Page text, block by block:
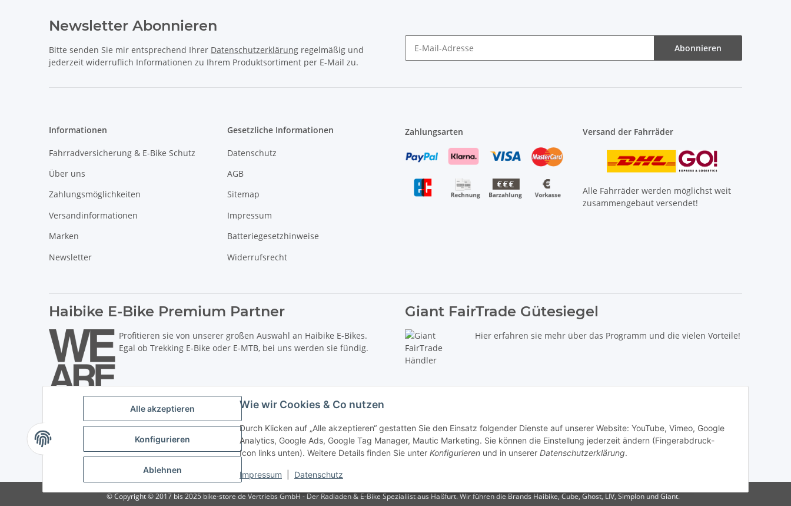
Alle akzeptieren
Konfigurieren
Ablehnen
Wie wir Cookies & Co nutzen
Durch Klicken auf „Alle akzeptieren“ gestatten Sie den Einsatz folgender Dienste auf unserer Website: YouTube, Vimeo, Google
Analytics, Google Ads, Google Tag Manager, Mautic Marketing. Sie können die Einstellung jederzeit ändern (Fingerabdruck-
Icon links unten). Weitere Details finden Sie unter Konfigurieren und in unserer Datenschutzerklärung.
Impressum Datenschutz
Newsletter Abonnieren
Bitte senden Sie mir entsprechend Ihrer Datenschutzerklärung regelmäßig und
jederzeit widerruflich Informationen zu Ihrem Produktsortiment per E-Mail zu.
Abonnieren
Informationen
Fahrradversicherung & E-Bike Schutz
Über uns
Zahlungsmöglichkeiten
Versandinformationen
Marken
Newsletter
Gesetzliche Informationen
Datenschutz
AGB
Sitemap
Impressum
Batteriegesetzhinweise
Widerrufsrecht
Zahlungsarten Versand der Fahrräder
Alle Fahrräder werden möglichst weit
zusammengebaut versendet!
Haibike E-Bike Premium Partner
Profitieren sie von unserer großen Auswahl an Haibike E-Bikes.
Egal ob Trekking E-Bike oder E-MTB, bei uns werden sie fündig.
Giant FairTrade Gütesiegel
Hier erfahren sie mehr über das Programm und die vielen Vorteile!
* Alle Preise inkl. gesetzlicher USt., zzgl. . ** Hierbei handelt es sich um die unverbindliche Preisempfehlung des Herstellers (kurz UVP).
© Copyright © 2017 bis 2025 bike-store de Vertriebs GmbH - Der Radladen & E-Bike Speziallist aus Haßfurt. Wir führen die Brands Haibike, Cube, Ghost, LIV, Simplon und Giant.